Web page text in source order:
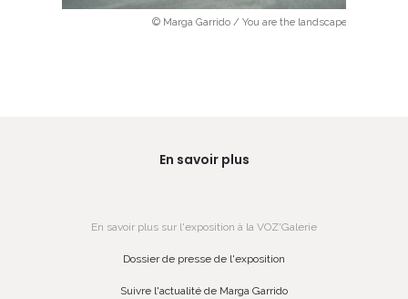
© Marga Garrido / You are the landscape
En savoir plus
En savoir plus sur l'exposition à la VOZ'Galerie
Dossier de presse de l'exposition
Suivre l'actualité de Marga Garrido